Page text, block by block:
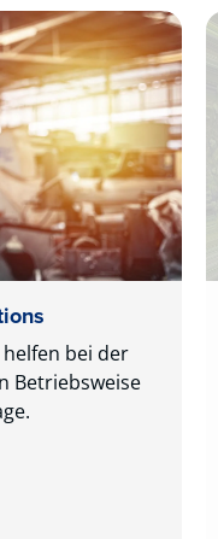
bei der
Betriebsweise